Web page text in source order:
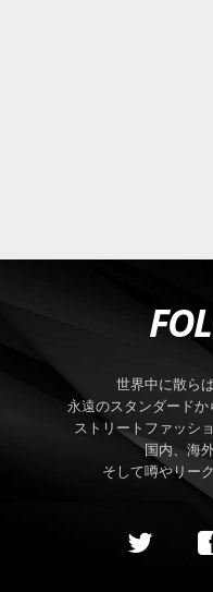
世界中に散ら
永遠のスタンダード
ストリートファッシ
国内、海
そして噂やリー